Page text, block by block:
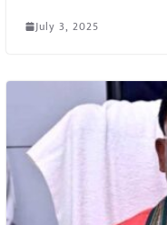
July 3, 2025